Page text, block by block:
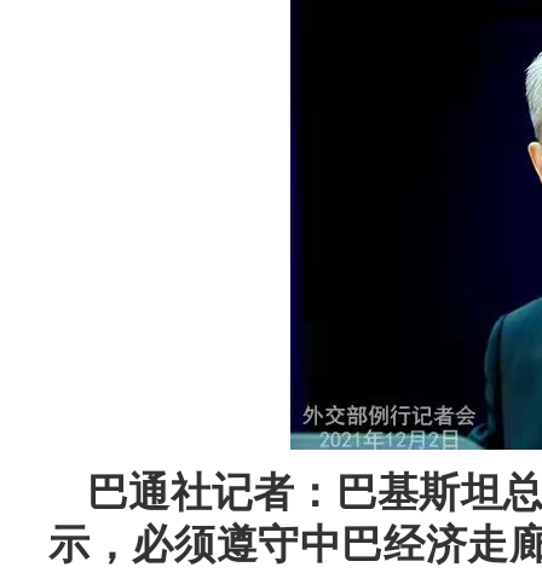
巴通社记者：巴基斯坦
示，必须遵守中 巴经济走